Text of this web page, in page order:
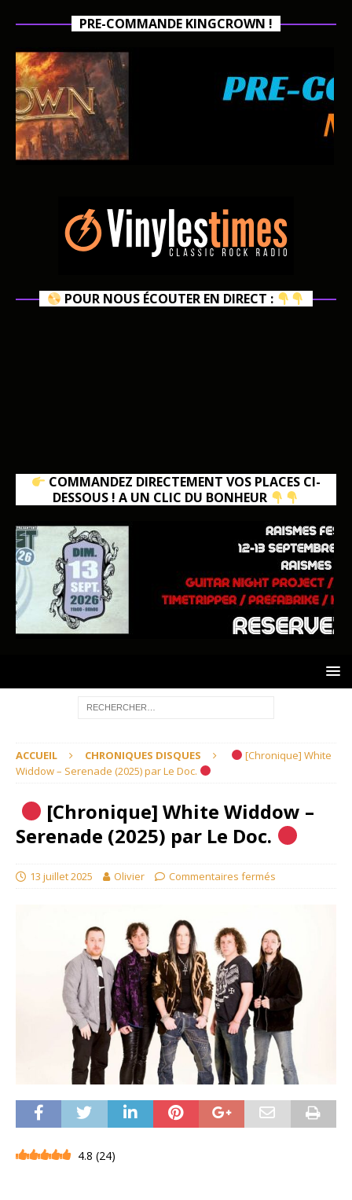
PRE-COMMANDE KINGCROWN !
POUR NOUS ÉCOUTER EN DIRECT :
COMMANDEZ DIRECTEMENT VOS PLACES CI-
DESSOUS ! A UN CLIC DU BONHEUR
ACCUEIL CHRONIQUES DISQUES
[Chronique] White
Widdow – Serenade (2025) par Le Doc.
[Chronique] White Widdow –
Serenade (2025) par Le Doc.
13 juillet 2025 Olivier Commentaires fermés
4.8 (24)